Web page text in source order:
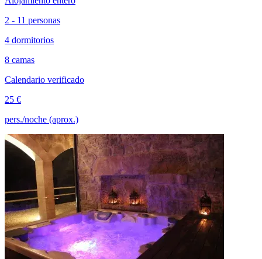
2 - 11 personas
4 dormitorios
8 camas
Calendario verificado
25 €
pers./noche (aprox.)